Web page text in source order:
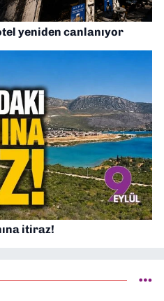
yeniden canlanıyor
itiraz!